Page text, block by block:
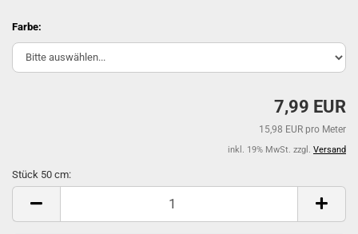
Farbe:
7,99 EUR
15,98 EUR pro Meter
inkl. 19% MwSt. zzgl. Versand
Stück 50 cm:
Stück
cm